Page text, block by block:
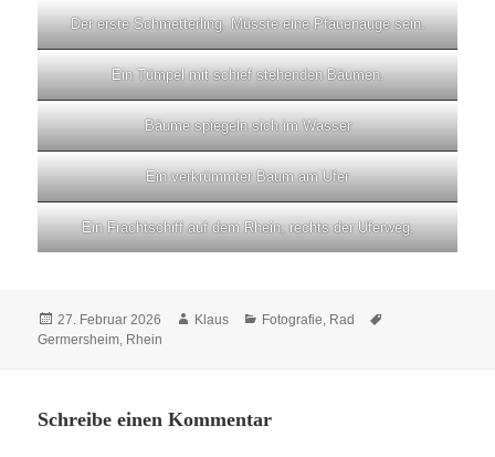
Der erste Schmetterling. Müsste eine Pfauenauge sein.
Ein Tümpel mit schief stehenden Bäumen.
Bäume spiegeln sich im Wasser
Ein verkrümmter Baum am Ufer
Ein Frachtschiff auf dem Rhein, rechts der Uferweg.
Veröffentlicht
am
27. Februar 2026 Autor
Klaus Kategorien
Fotografie Rad
Germersheim Rhein
Schreibe einen Kommentar